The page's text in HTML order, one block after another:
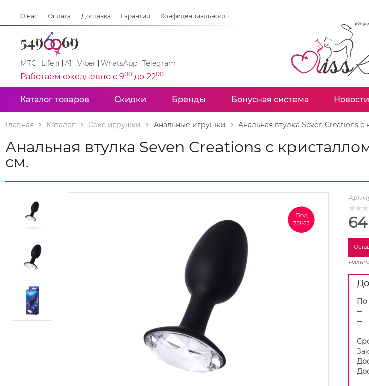
О нас Оплата Доставка Гарантия Конфиденциальность
МТС Life :) A1 Viber WhatsApp Telegram
Работаем ежедневно с 900 до 2200
Каталог товаров Скидки Бренды Бонусная система Новости
Главная Каталог Секс игрушки Анальные игрушки Анальная втулка Seven Creations с
Анальная втулка Seven Creations с
см.
По